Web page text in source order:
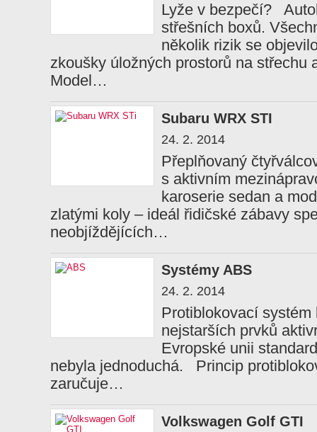
Lyže v bezpečí?
střešních boxů.
několik rizik se
zkoušky úložných prostorů na střechu
Model…
Subaru WRX STI
24. 2. 2014
Přeplňovaný
s aktivním
karoserie sedan a
zlatými koly – ideál řidičské zábavy
neobjíždějících…
Systémy ABS
24. 2. 2014
Protiblokovací
nejstarších prvků
Evropské unii
nebyla jednoduchá. Princip
zaručuje…
Volkswagen Golf GTI